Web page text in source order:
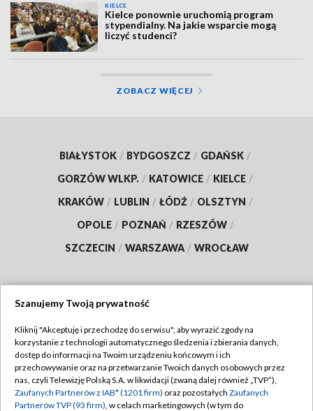
KIELCE
Kielce ponownie uruchomią program
stypendialny. Na jakie wsparcie mogą
liczyć studenci?
ZOBACZ WIĘCEJ
BIAŁYSTOK / BYDGOSZCZ / GDAŃSK /
GORZÓW WLKP. / KATOWICE / KIELCE /
KRAKÓW / LUBLIN / ŁÓDŹ / OLSZTYN /
OPOLE / POZNAŃ / RZESZÓW /
SZCZECIN / WARSZAWA / WROCŁAW
TVP
Abonament TVP
Emisja w TVP
Regulamin TVP
Polityka prywatności
Szanujemy Twoją prywatność
Kliknij "Akceptuję i przechodzę do serwisu", aby wyrazić zgody na
korzystanie z technologii automatycznego śledzenia i zbierania danych,
dostęp do informacji na Twoim urządzeniu końcowym i ich
przechowywanie oraz na przetwarzanie Twoich danych osobowych przez
nas, czyli Telewizję Polską S.A. w likwidacji (zwaną dalej również „TVP”),
Zaufanych Partnerów z IAB* (1201 firm) oraz pozostałych Zaufanych
Partnerów TVP (93 firm), w celach marketingowych (w tym do